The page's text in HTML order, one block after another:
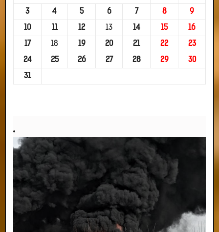
3 4 5 6 7 8 9
10 11 12 13 14 15 16
17 18 19 20 21 22 23
24 25 26 27 28 29 30
31